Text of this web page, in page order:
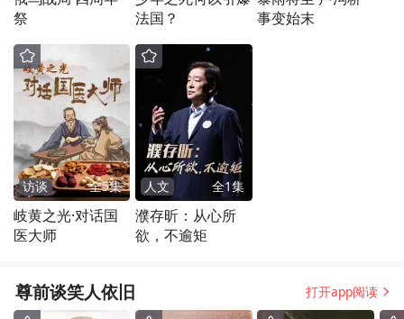
祭
法国？
事变始末
访谈 全5集
岐黄之光·对话国
医大师
人文 全1集
濮存昕：从心所
欲，不逾矩
尊前谈笑人依旧 打开app阅读